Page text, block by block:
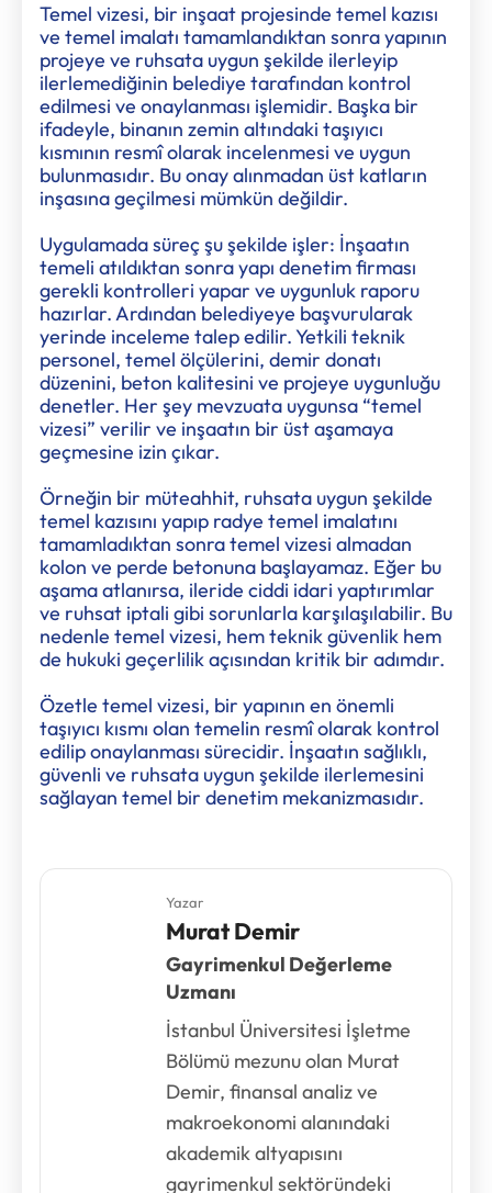
Temel vizesi, bir inşaat projesinde temel kazısı
ve temel imalatı tamamlandıktan sonra yapının
projeye ve ruhsata uygun şekilde ilerleyip
ilerlemediğinin belediye tarafından kontrol
edilmesi ve onaylanması işlemidir. Başka bir
ifadeyle, binanın zemin altındaki taşıyıcı
kısmının resmî olarak incelenmesi ve uygun
bulunmasıdır. Bu onay alınmadan üst katların
inşasına geçilmesi mümkün değildir.
Uygulamada süreç şu şekilde işler: İnşaatın
temeli atıldıktan sonra yapı denetim firması
gerekli kontrolleri yapar ve uygunluk raporu
hazırlar. Ardından belediyeye başvurularak
yerinde inceleme talep edilir. Yetkili teknik
personel, temel ölçülerini, demir donatı
düzenini, beton kalitesini ve projeye uygunluğu
denetler. Her şey mevzuata uygunsa “temel
vizesi” verilir ve inşaatın bir üst aşamaya
geçmesine izin çıkar.
Örneğin bir müteahhit, ruhsata uygun şekilde
temel kazısını yapıp radye temel imalatını
tamamladıktan sonra temel vizesi almadan
kolon ve perde betonuna başlayamaz. Eğer bu
aşama atlanırsa, ileride ciddi idari yaptırımlar
ve ruhsat iptali gibi sorunlarla karşılaşılabilir. Bu
nedenle temel vizesi, hem teknik güvenlik hem
de hukuki geçerlilik açısından kritik bir adımdır.
Özetle temel vizesi, bir yapının en önemli
taşıyıcı kısmı olan temelin resmî olarak kontrol
edilip onaylanması sürecidir. İnşaatın sağlıklı,
güvenli ve ruhsata uygun şekilde ilerlemesini
sağlayan temel bir denetim mekanizmasıdır.
Yazar
Murat Demir
Gayrimenkul Değerleme
Uzmanı
İstanbul Üniversitesi İşletme
Bölümü mezunu olan Murat
Demir, finansal analiz ve
makroekonomi alanındaki
akademik altyapısını
gayrimenkul sektöründeki